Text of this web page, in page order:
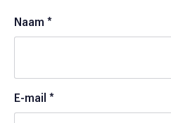
Naam *
E-mail *